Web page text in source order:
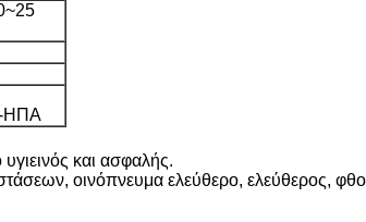
ΗΠΑ
και ασφαλής.
οινόπνευμα ελεύθερο, ελεύθερος,